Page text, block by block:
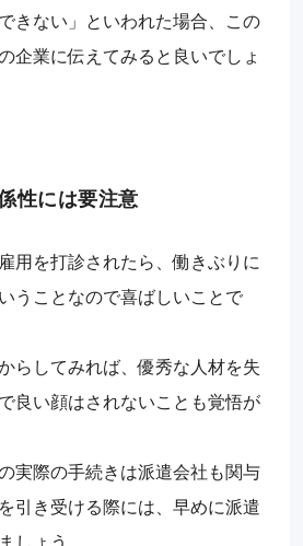
きない」といわれた場合、この
企業に伝えてみると良いでしょ
性には要注意
用を打診されたら、働きぶりに
うことなので喜ばしいことで
らしてみれば、優秀な人材を失
良い顔はされないことも覚悟が
実際の手続きは派遣会社も関与
引き受ける際には、早めに派遣